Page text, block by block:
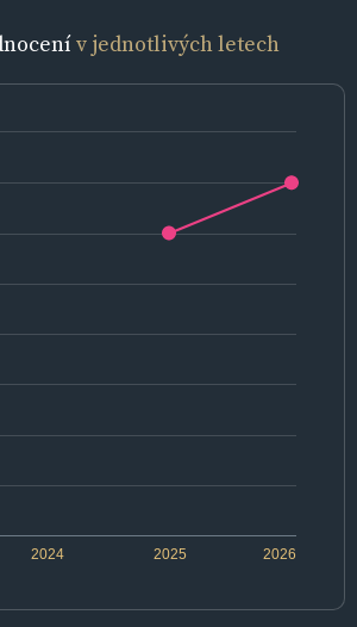
v jednotlivých letech
2024 2026
2025